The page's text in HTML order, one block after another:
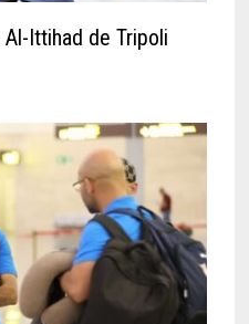
Al-Ittihad de Tripoli